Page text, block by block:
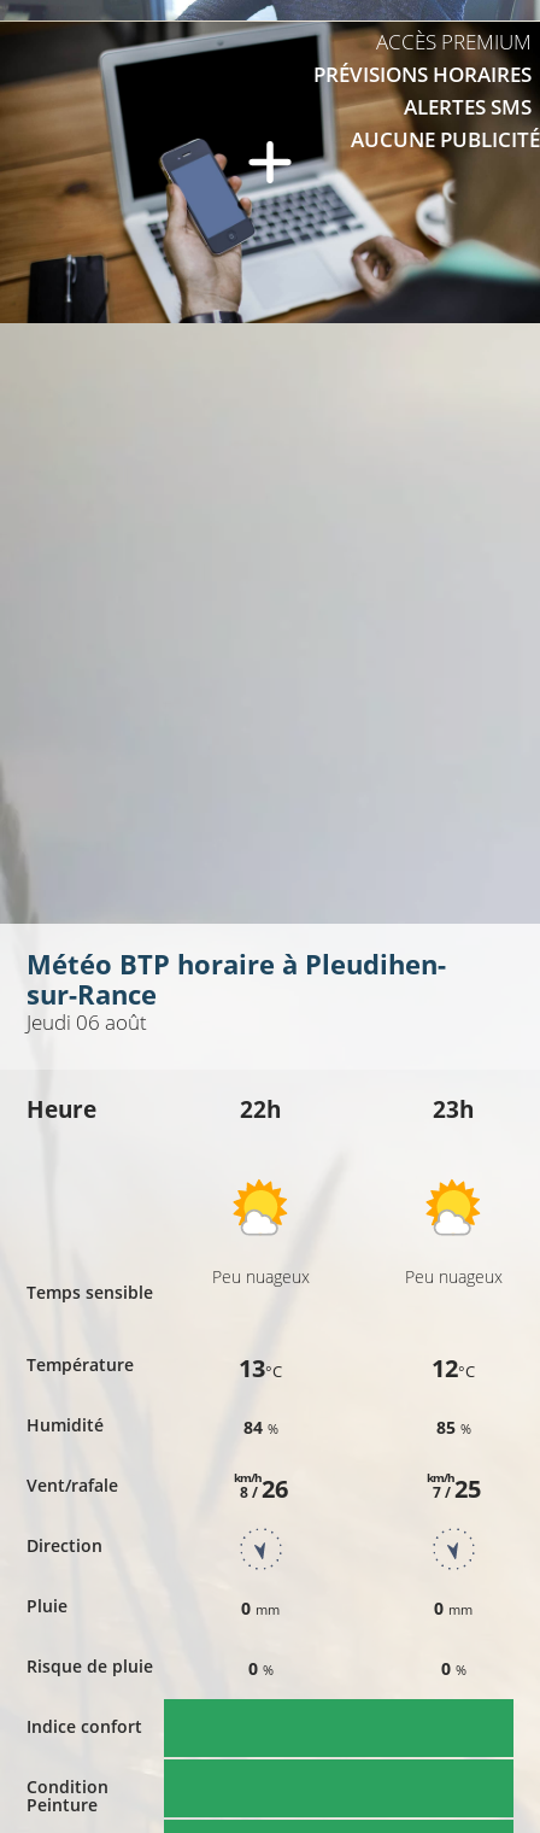
ACCÈS PREMIUM
PRÉVISIONS HORAIRES
ALERTES SMS
AUCUNE PUBLICITÉ
Météo BTP horaire à Pleudihen-
sur-Rance
Jeudi 06 août
Heure
Temps sensible
Température
Humidité
Vent/rafale
Direction
Pluie
Risque de pluie
Indice confort
Condition
Peinture
22h
Peu nuageux
13°C
84 %
8 /
km/h26
0 mm
0 %
23h
Peu nuageux
12°C
85 %
7 /
km/h25
0 mm
0 %